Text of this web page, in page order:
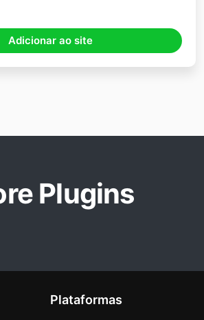
Adicionar ao site
Plugins
Plataformas